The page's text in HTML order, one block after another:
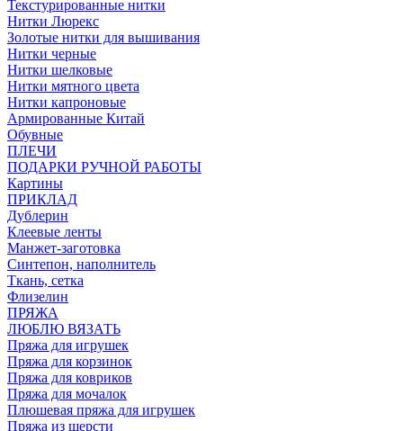
Текстурированные нитки
Нитки Люрекс
Золотые нитки для вышивания
Нитки черные
Нитки шелковые
Нитки мятного цвета
Нитки капроновые
Армированные Китай
Обувные
ПЛЕЧИ
ПОДАРКИ РУЧНОЙ РАБОТЫ
Картины
ПРИКЛАД
Дублерин
Клеевые ленты
Манжет-заготовка
Синтепон, наполнитель
Ткань, сетка
Флизелин
ПРЯЖА
ЛЮБЛЮ ВЯЗАТЬ
Пряжа для игрушек
Пряжа для корзинок
Пряжа для ковриков
Пряжа для мочалок
Плюшевая пряжа для игрушек
Пряжа из шерсти